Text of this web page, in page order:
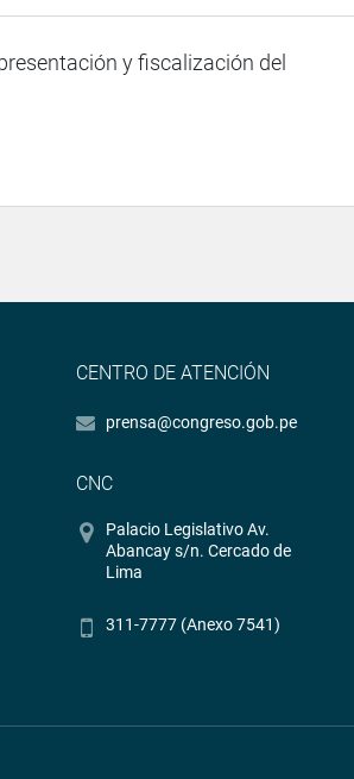
y fiscalización del
CENTRO DE ATENCIÓN
prensa@congreso.gob.pe
CNC
Palacio Legislativo Av.
Abancay s/n. Cercado de
Lima
311-7777 (Anexo 7541)